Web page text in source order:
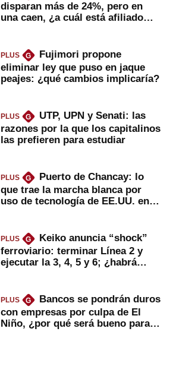
disparan más de 24%, pero en
una caen, ¿a cuál está afiliado
PLUS G
Fujimori propone
eliminar ley que puso en jaque
peajes: ¿qué cambios implicaría?
PLUS G
UTP, UPN y Senati: las
razones por la que los capitalinos
las prefieren para estudiar
PLUS G
Puerto de Chancay: lo
que trae la marcha blanca por
uso de tecnología de EE.UU. en
PLUS G
Keiko anuncia “shock”
ferroviario: terminar Línea 2 y
ejecutar la 3, 4, 5 y 6; ¿habrá
PLUS G
Bancos se pondrán duros
con empresas por culpa de El
Niño, ¿por qué será bueno para